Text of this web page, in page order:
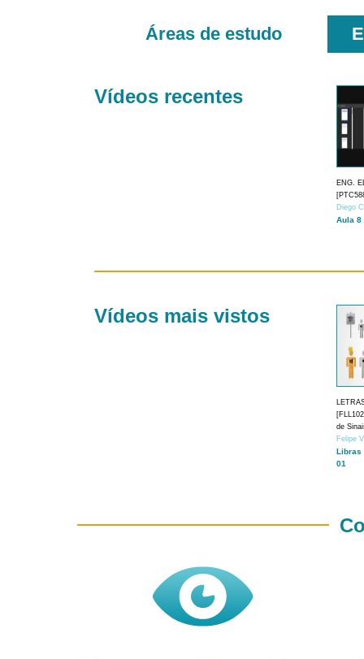
Áreas de estudo
Vídeos recentes
ENG.
Diego
Aula 8
Vídeos mais vistos
de
Felipe
Libras
01